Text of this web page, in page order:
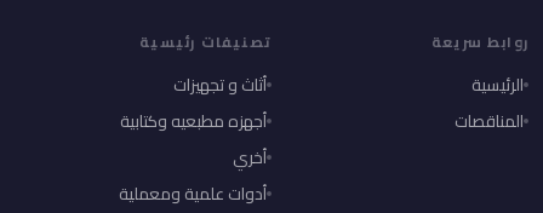
روابط سريعة
الرئيسية
المناقصات
تصنيفات رئيسية
أثاث و تجهيزات
أجهزه مطبعيه وكتابية
أخري
أدوات علمية ومعملية